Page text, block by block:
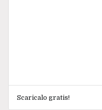
Scaricalo gratis!